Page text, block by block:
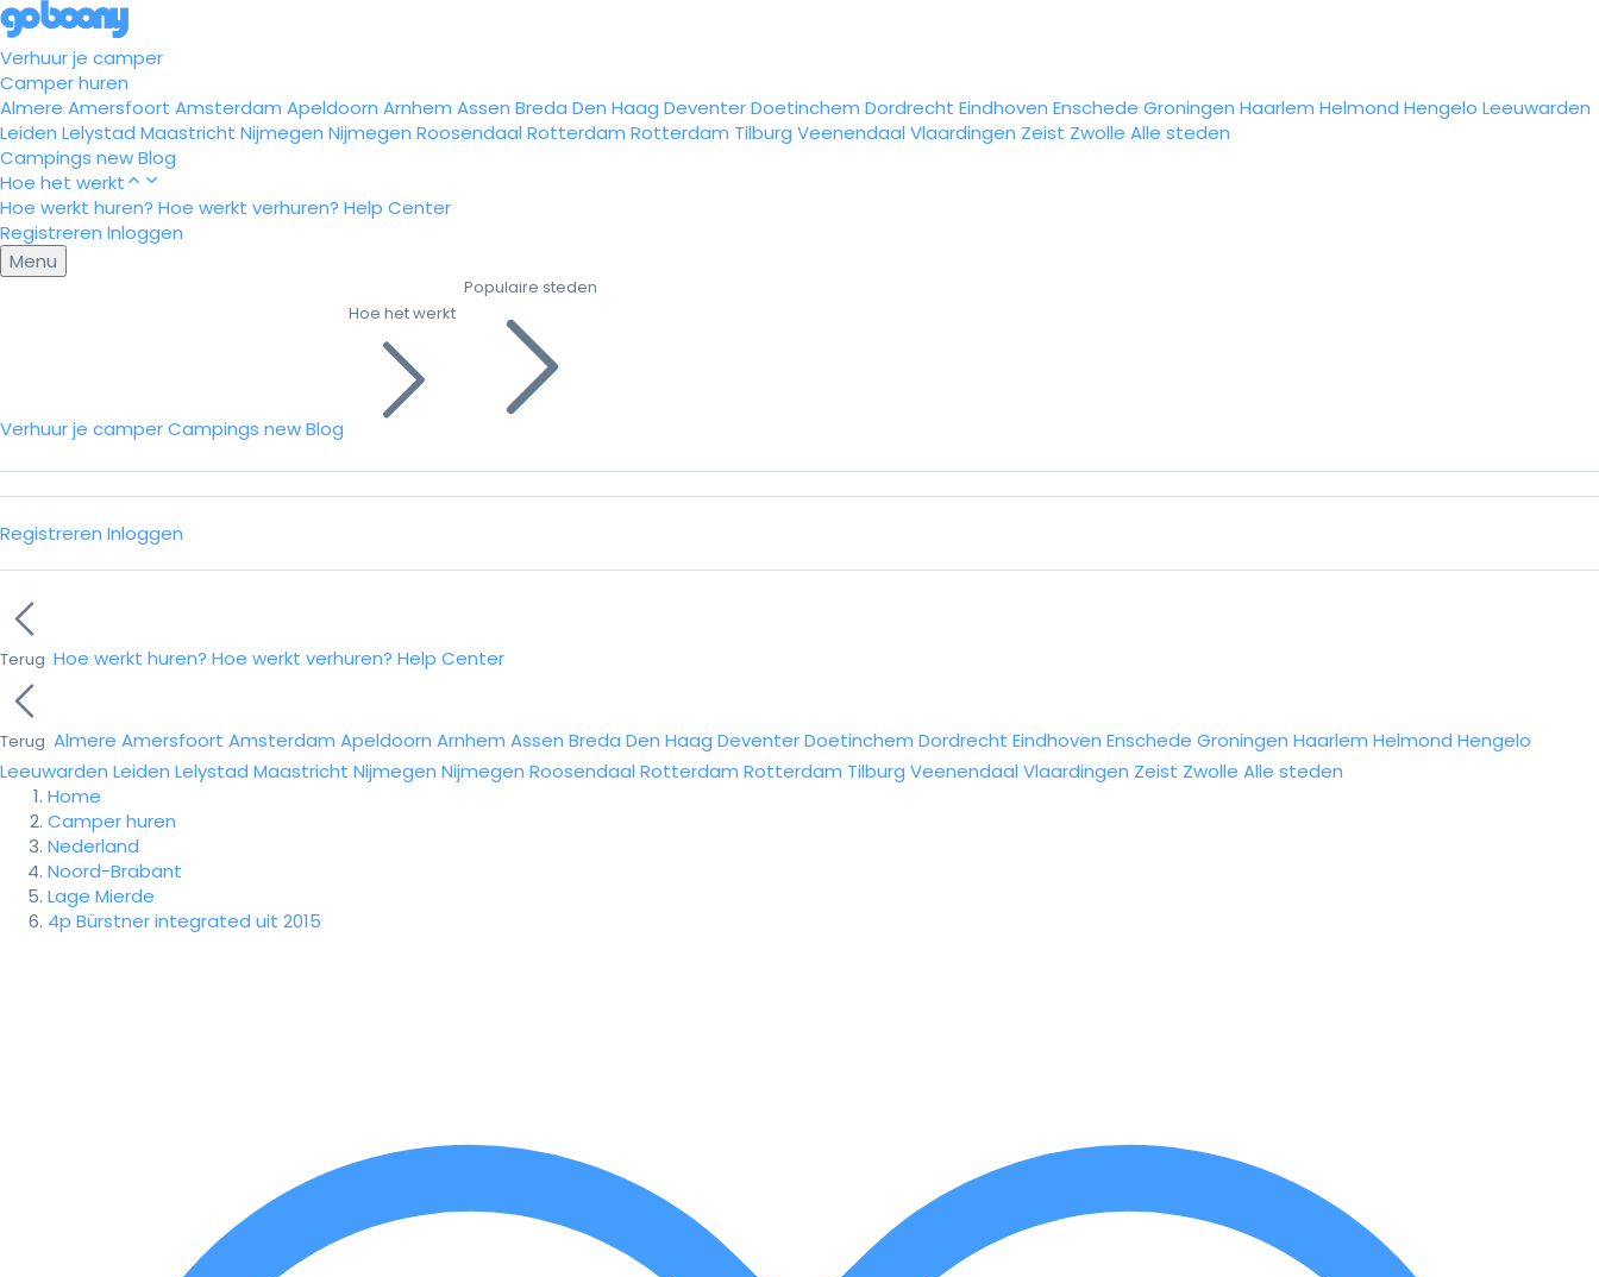
Verhuur je camper
Camper huren
Almere Amersfoort Amsterdam Apeldoorn Arnhem Assen Breda Den Haag DeventerDoetinchem Dordrecht Eindhoven Enschede Groningen Haarlem Helmond Hengelo Leeuwarden
Leiden Lelystad Maastricht Nijmegen Nijmegen Roosendaal Rotterdam Rotterdam Tilburg Veenendaal Vlaardingen Zeist Zwolle Alle steden
Campings newBlog
Hoe het werkt
Hoe werkt huren? Hoe werkt verhuren? Help Center
Registreren Inloggen
Menu
Verhuur je camperCampings newBlog
Hoe het werkt
Populaire steden
Registreren Inloggen
Terug Hoe werkt huren? Hoe werkt verhuren? Help Center
Terug Almere Amersfoort Amsterdam Apeldoorn Arnhem Assen Breda Den Haag DeventerDoetinchem Dordrecht Eindhoven Enschede Groningen Haarlem Helmond Hengelo
Leeuwarden Leiden Lelystad Maastricht Nijmegen Nijmegen Roosendaal Rotterdam Rotterdam Tilburg Veenendaal Vlaardingen Zeist Zwolle Alle steden
Home
Camper huren
Nederland
Noord-Brabant
Lage Mierde
4p Bürstner integrated uit 2015